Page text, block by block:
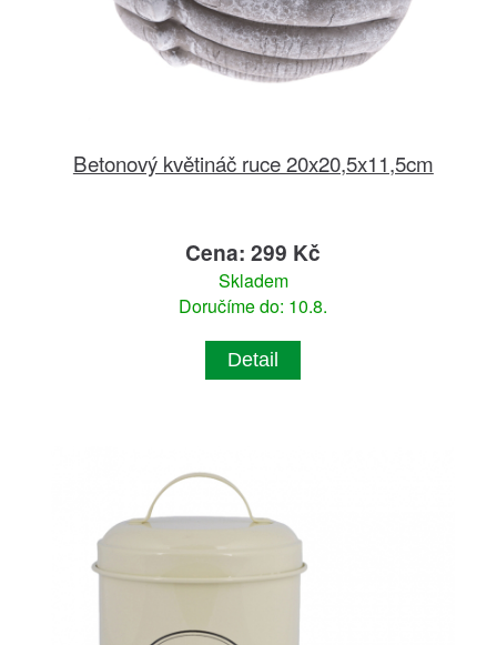
Betonový květináč ruce 20x20,5x11,5cm
Cena: 299 Kč
Skladem
Doručíme do: 10.8.
Detail